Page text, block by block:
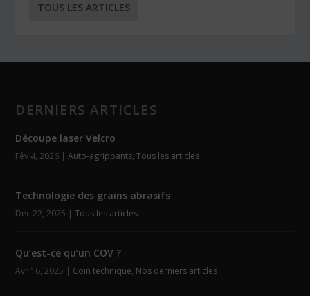
TOUS LES ARTICLES
DERNIERS ARTICLES
Découpe laser Velcro
Fév 4, 2026 |Auto-agrippants,Tous les articles
Technologie des grains abrasifs
Déc 22, 2025 |Tous les articles
Qu’est-ce qu’un COV ?
Avr 16, 2025 | Coin technique, Nos derniers articles